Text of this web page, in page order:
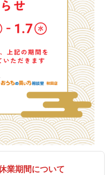
業期間について